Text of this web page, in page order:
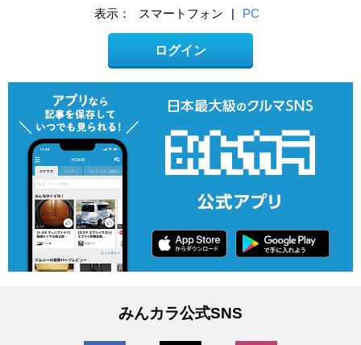
表示： スマートフォン | PC
ログイン
みんカラ公式SNS